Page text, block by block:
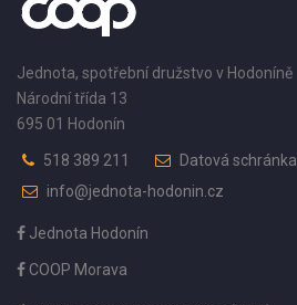
Jednota, spotřební družstvo v Hodoníně
Národní třída 13
695 01 Hodonín
518 389 211
Datová
info@jednota-hodonin.cz
Jednota Hodonín
COOP Morava